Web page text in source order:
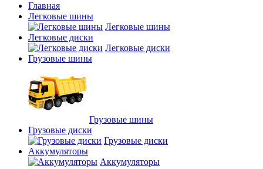
Главная
Легковые шины
Легковые шины
Легковые диски
Легковые диски
Грузовые шины
Грузовые шины
Грузовые диски
Грузовые диски
Аккумуляторы
Аккумуляторы